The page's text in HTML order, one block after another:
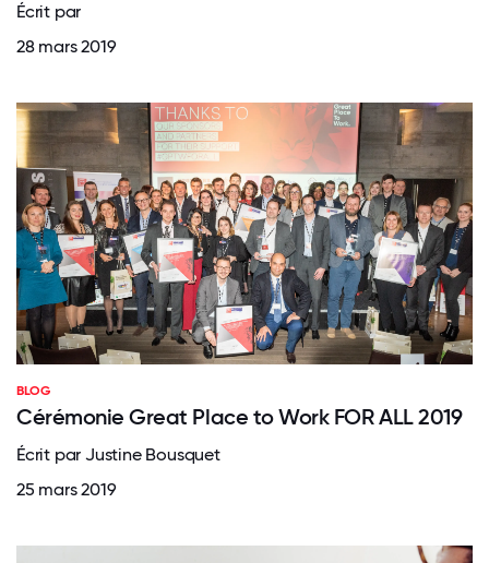
Écrit par
28 mars 2019
BLOG
Cérémonie Great Place to Work FOR ALL 2019
Écrit par Justine Bousquet
25 mars 2019